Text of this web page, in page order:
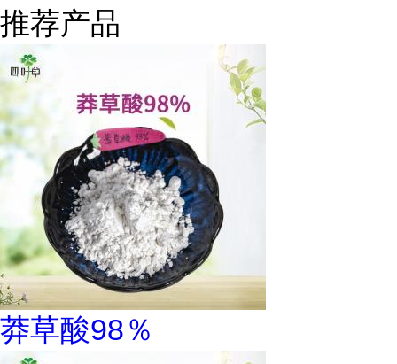
推荐产品
莽草酸98％